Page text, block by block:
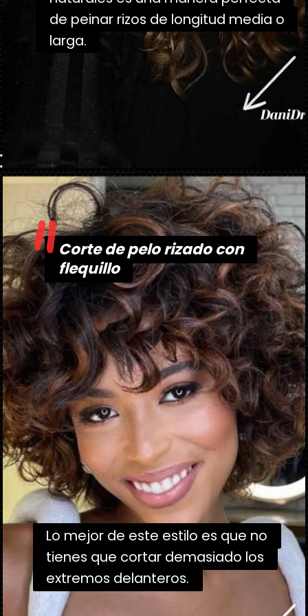
de peinar rizos de longitud media o
larga.
de peinar rizos de longitud media o
larga.
Abriendo...
Lo mejor de este estilo es que no
tienes que cortar demasiado los
extremos delanteros.
Lo mejor de este estilo es que no
tienes que cortar demasiado los
extremos delanteros.
Corte de pelo rizado con
flequillo
Corte de pelo rizado con
flequillo
"